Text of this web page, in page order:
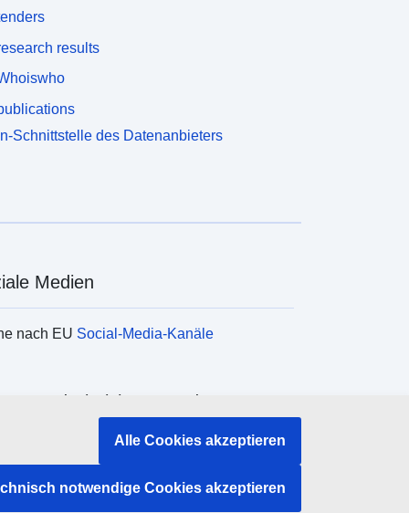
results
Schnittstelle des Datenanbieters
Medien
nach EU Social-Media-Kanäle
und Einrichtungen der EU
nach Institutionen und Einrichtungen der
Alle Cookies akzeptieren
notwendige Cookies akzeptieren